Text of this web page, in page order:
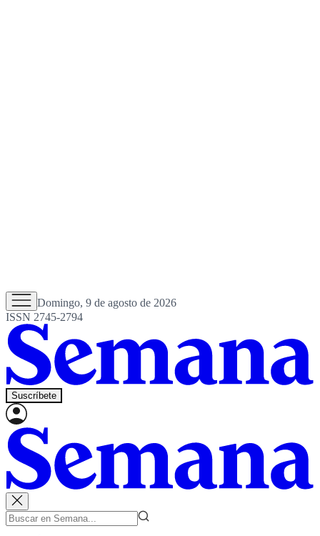
Domingo, 9 de agosto de 2026
ISSN 2745-2794
Suscríbete